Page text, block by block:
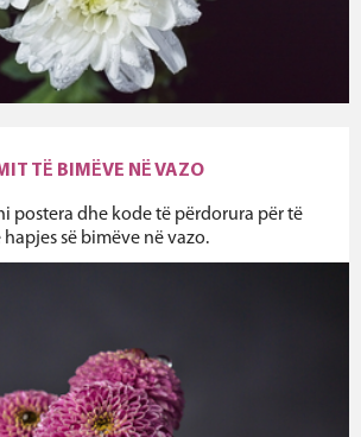
TË BIMËVE NË VAZO
postera dhe kode të përdorura për të
së bimëve në vazo.